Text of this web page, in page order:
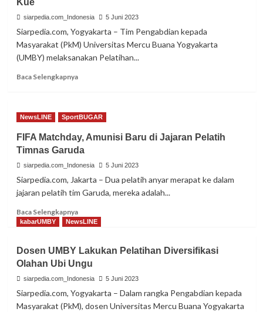
Rumah
Kualifikasi
AFC
U23
Kue
siarpedia.com_Indonesia 5 Juni 2023
Siarpedia.com, Yogyakarta – Tim Pengabdian kepada
Masyarakat (PkM) Universitas Mercu Buana Yogyakarta
(UMBY) melaksanakan Pelatihan...
Baca SelengkapnyaRead
UMBY
Komunitas
Difabel
Pinilih
Buat
NewsLINE SportBUGAR
FIFA Matchday, Amunisi Baru di Jajaran Pelatih
Timnas Garuda
siarpedia.com_Indonesia 5 Juni 2023
Siarpedia.com, Jakarta – Dua pelatih anyar merapat ke dalam
jajaran pelatih tim Garuda, mereka adalah...
Baca SelengkapnyaRead
more
Matchday,
Amunisi
Baru
Jajaran
kabarUMBY NewsLINE
Dosen UMBY Lakukan Pelatihan Diversifikasi
Olahan Ubi Ungu
siarpedia.com_Indonesia 5 Juni 2023
Siarpedia.com, Yogyakarta – Dalam rangka Pengabdian kepada
Masyarakat (PkM), dosen Universitas Mercu Buana Yogyakarta